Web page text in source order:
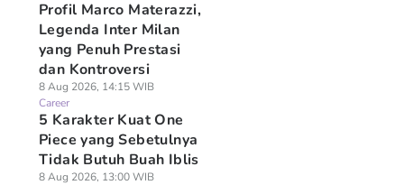
Profil Marco Materazzi,
Legenda Inter Milan
yang Penuh Prestasi
dan Kontroversi
8 Aug 2026, 14:15 WIB
Career
5 Karakter Kuat One
Piece yang Sebetulnya
Tidak Butuh Buah Iblis
8 Aug 2026, 13:00 WIB